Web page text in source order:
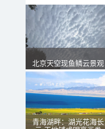
北京天空现鱼鳞云景观
青海湖畔：湖光花海长